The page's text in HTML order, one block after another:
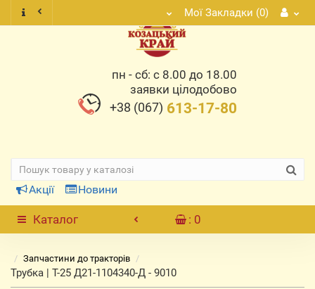
Мої Закладки (0)
пн - сб: с 8.00 до 18.00
заявки цілодобово
+38 (067) 613-17-80
Акції Новини
Каталог : 0
Запчастини до тракторів
Трубка | Т-25 Д21-1104340-Д - 9010